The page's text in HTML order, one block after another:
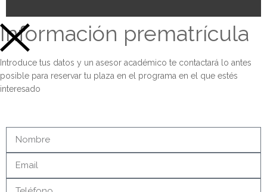
Información prematrícula
Introduce tus datos y un asesor académico te contactará lo antes
posible para reservar tu plaza en el programa en el que estés
interesado